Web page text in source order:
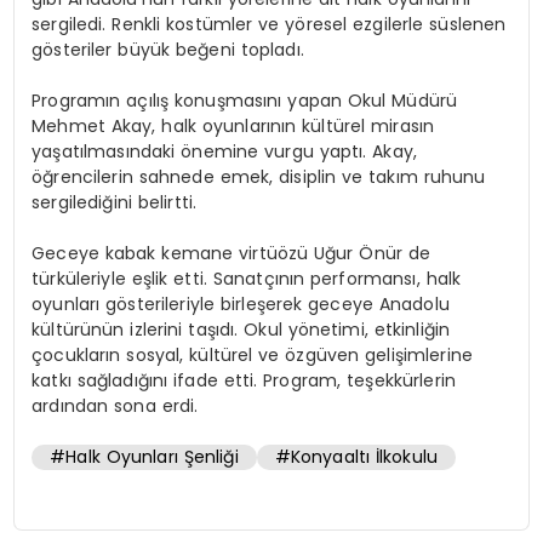
sergiledi. Renkli kostümler ve yöresel ezgilerle süslenen
gösteriler büyük beğeni topladı.
Programın açılış konuşmasını yapan Okul Müdürü
Mehmet Akay, halk oyunlarının kültürel mirasın
yaşatılmasındaki önemine vurgu yaptı. Akay,
öğrencilerin sahnede emek, disiplin ve takım ruhunu
sergilediğini belirtti.
Geceye kabak kemane virtüözü Uğur Önür de
türküleriyle eşlik etti. Sanatçının performansı, halk
oyunları gösterileriyle birleşerek geceye Anadolu
kültürünün izlerini taşıdı. Okul yönetimi, etkinliğin
çocukların sosyal, kültürel ve özgüven gelişimlerine
katkı sağladığını ifade etti. Program, teşekkürlerin
ardından sona erdi.
#Halk Oyunları Şenliği #Konyaaltı İlkokulu